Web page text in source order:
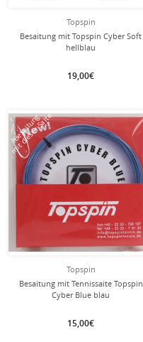
Topspin
Besaitung mit Topspin Cyber Soft
hellblau
19,00€
Topspin
Besaitung mit Tennissaite Topspin
Cyber Blue blau
15,00€
Besaitung
mit dieser Saite